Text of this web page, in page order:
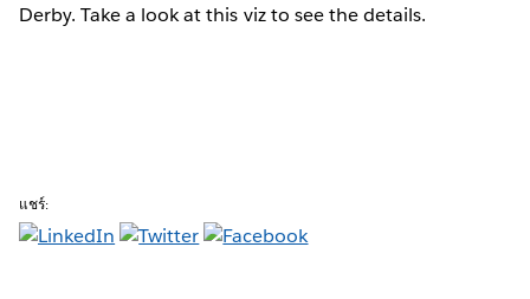
Derby. Take a look at this viz to see the details.
แชร์: